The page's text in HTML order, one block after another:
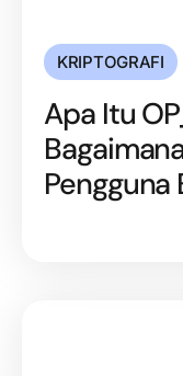
KRIPTOGRAFI
Apa Itu